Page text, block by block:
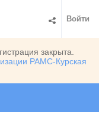
Войти
закрыта.
РАМС-Курская